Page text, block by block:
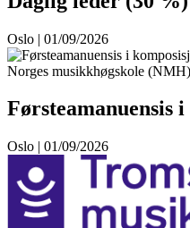
Oslo | 01/09/2026
Norges musikkhøgskole (NMH)
Førsteamanuensis
Oslo | 01/09/2026